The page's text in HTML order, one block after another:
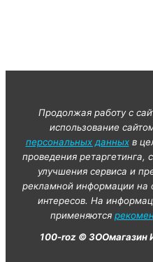
Продолжая работу с
использование
персональных данныхв
проведения ретаргетинга,
улучшения сервиса и
рекламной информации на
интересов. На
применяются
100-roz © ЗООмагазин